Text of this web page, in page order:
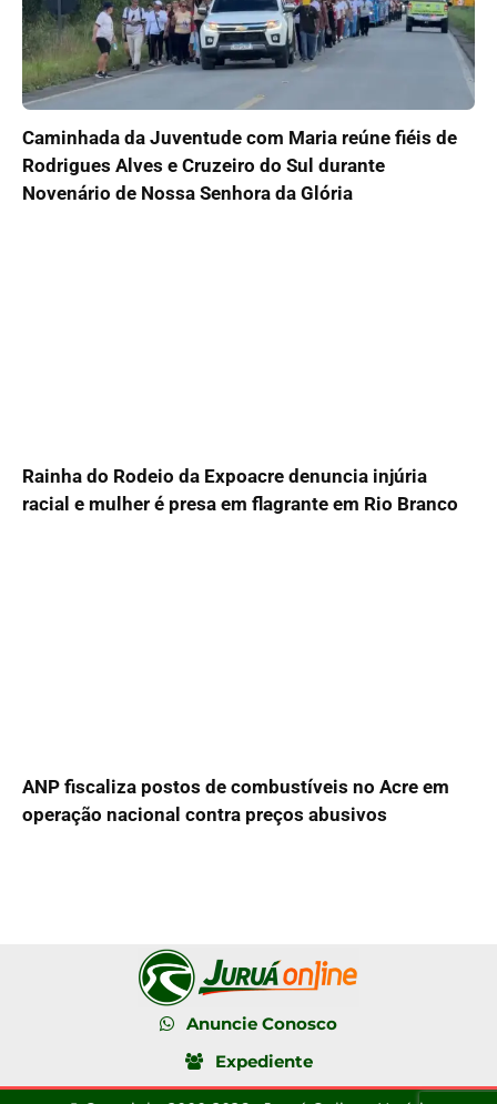
Caminhada da Juventude com Maria reúne fiéis de
Rodrigues Alves e Cruzeiro do Sul durante
Novenário de Nossa Senhora da Glória
Rainha do Rodeio da Expoacre denuncia injúria
racial e mulher é presa em flagrante em Rio Branco
ANP fiscaliza postos de combustíveis no Acre em
operação nacional contra preços abusivos
Anuncie Conosco
Expediente